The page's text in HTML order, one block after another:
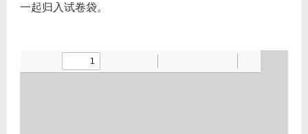
一起归入试卷袋。